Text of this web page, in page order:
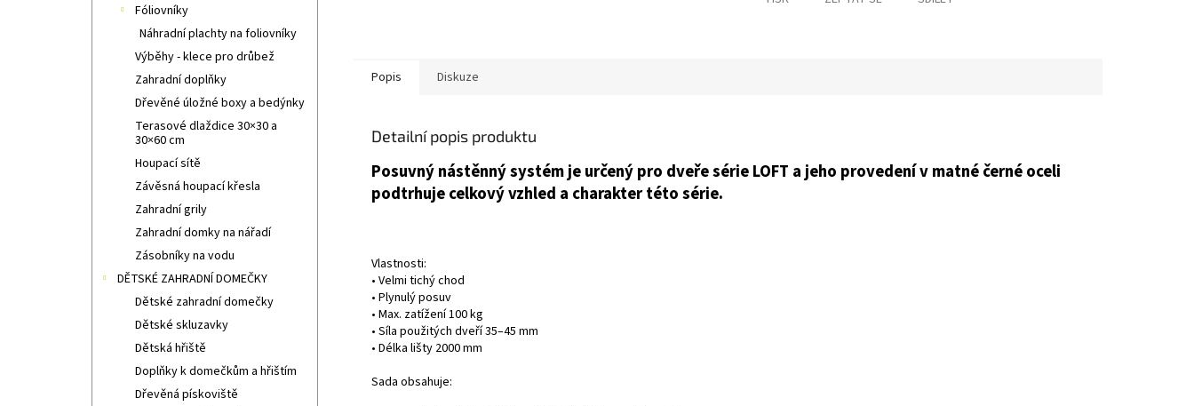
Fóliovníky
Náhradní plachty na foliovníky
Výběhy - klece pro drůbež
Zahradní doplňky
Dřevěné úložné boxy a bedýnky
Terasové dlaždice 30×30 a
30×60 cm
Houpací sítě
Závěsná houpací křesla
Zahradní grily
Zahradní domky na nářadí
Zásobníky na vodu
DĚTSKÉ ZAHRADNÍ DOMEČKY
Dětské zahradní domečky
Dětské skluzavky
Dětská hřiště
Doplňky k domečkům a hřištím
Dřevěná pískoviště
Popis Diskuze
Detailní popis produktu
Posuvný nástěnný systém je určený pro dveře série LOFT a jeho provedení v matné černé oceli
podtrhuje celkový vzhled a charakter této série.
Vlastnosti:
• Velmi tichý chod
• Plynulý posuv
• Max. zatížení 100 kg
• Síla použitých dveří 35–45 mm
• Délka lišty 2000 mm
Sada obsahuje: